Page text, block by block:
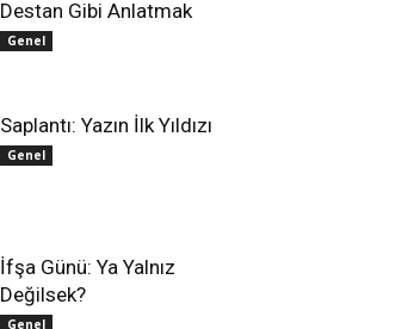
Destan Gibi Anlatmak
Genel
Saplantı: Yazın İlk Yıldızı
Genel
İfşa Günü: Ya Yalnız
Değilsek?
Genel